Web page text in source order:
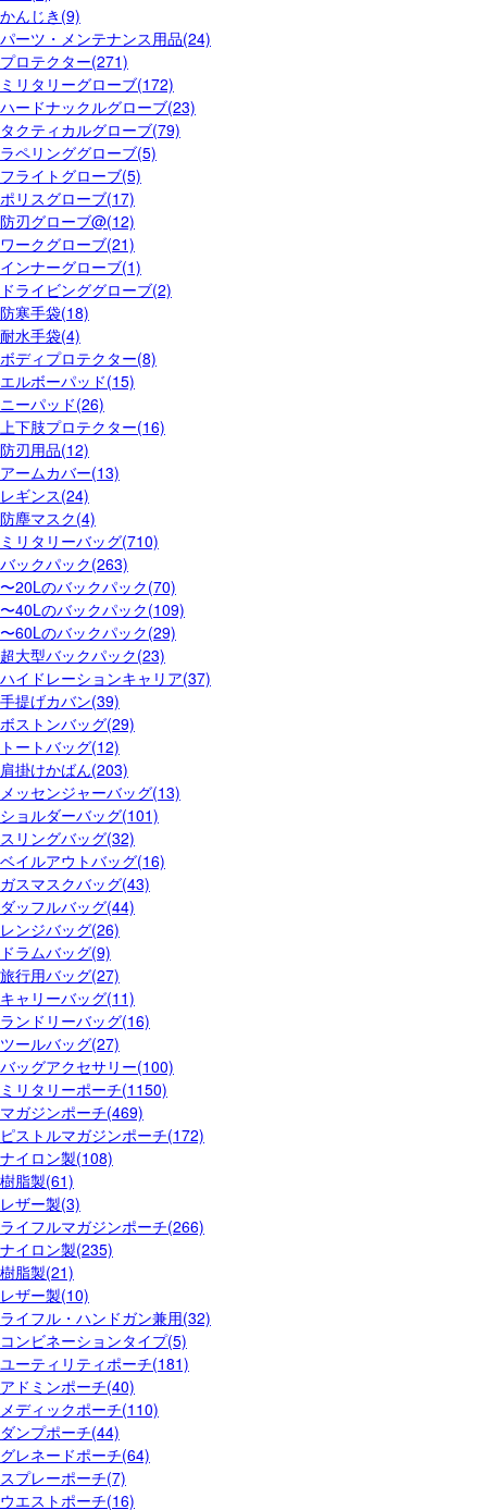
かんじき(9)
パーツ・メンテナンス用品(24)
プロテクター(271)
ミリタリーグローブ(172)
ハードナックルグローブ(23)
タクティカルグローブ(79)
ラペリンググローブ(5)
フライトグローブ(5)
ポリスグローブ(17)
防刃グローブ@(12)
ワークグローブ(21)
インナーグローブ(1)
ドライビンググローブ(2)
防寒手袋(18)
耐水手袋(4)
ボディプロテクター(8)
エルボーパッド(15)
ニーパッド(26)
上下肢プロテクター(16)
防刃用品(12)
アームカバー(13)
レギンス(24)
防塵マスク(4)
ミリタリーバッグ(710)
バックパック(263)
〜20Lのバックパック(70)
〜40Lのバックパック(109)
〜60Lのバックパック(29)
超大型バックパック(23)
ハイドレーションキャリア(37)
手提げカバン(39)
ボストンバッグ(29)
トートバッグ(12)
肩掛けかばん(203)
メッセンジャーバッグ(13)
ショルダーバッグ(101)
スリングバッグ(32)
ベイルアウトバッグ(16)
ガスマスクバッグ(43)
ダッフルバッグ(44)
レンジバッグ(26)
ドラムバッグ(9)
旅行用バッグ(27)
キャリーバッグ(11)
ランドリーバッグ(16)
ツールバッグ(27)
バッグアクセサリー(100)
ミリタリーポーチ(1150)
マガジンポーチ(469)
ピストルマガジンポーチ(172)
ナイロン製(108)
樹脂製(61)
レザー製(3)
ライフルマガジンポーチ(266)
ナイロン製(235)
樹脂製(21)
レザー製(10)
ライフル・ハンドガン兼用(32)
コンビネーションタイプ(5)
ユーティリティポーチ(181)
アドミンポーチ(40)
メディックポーチ(110)
ダンプポーチ(44)
グレネードポーチ(64)
スプレーポーチ(7)
ウエストポーチ(16)